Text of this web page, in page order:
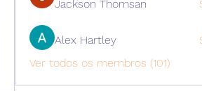
Jackson Thomsan
Alex Hartley
Ver todos os membros (101)